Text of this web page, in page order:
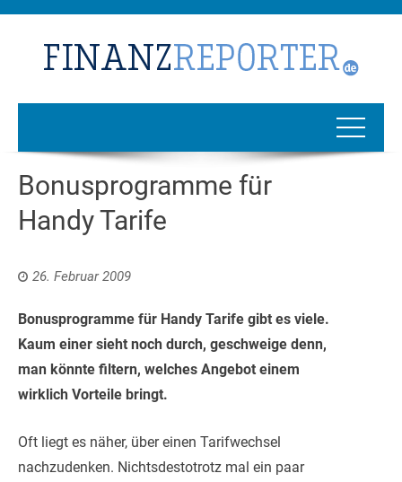
Bonusprogramme für
Handy Tarife
26. Februar 2009
Bonusprogramme für Handy Tarife gibt es viele.
Kaum einer sieht noch durch, geschweige denn,
man könnte filtern, welches Angebot einem
wirklich Vorteile bringt.
Oft liegt es näher, über einen Tarifwechsel
nachzudenken. Nichtsdestotrotz mal ein paar